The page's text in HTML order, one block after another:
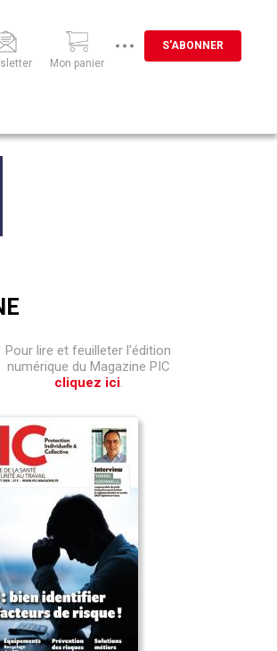
Mon panier
S'ABONNER
Pour lire et feuilleter l'édition
numérique du Magazine PIC
cliquez ici.